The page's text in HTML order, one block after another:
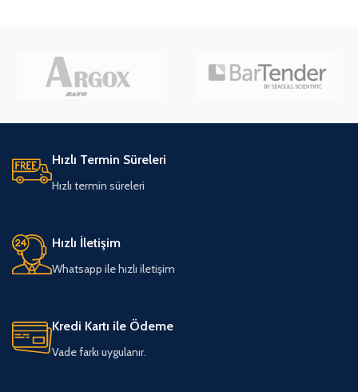
Hızlı Termin Süreleri
Hızlı termin süreleri
Hızlı İletişim
Whatsapp ile hızlı iletişim
Kredi Kartı ile Ödeme
Vade farkı uygulanır.